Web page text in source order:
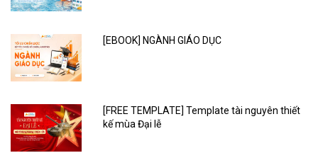
[EBOOK] NGÀNH GIÁO DỤC
[FREE TEMPLATE] Template tài nguyên thiết
kế mùa Đại lễ